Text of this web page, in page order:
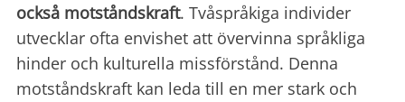
också motståndskraft. Tvåspråkiga individer
utvecklar ofta envishet att övervinna språkliga
hinder och kulturella missförstånd. Denna
motståndskraft kan leda till en mer stark och